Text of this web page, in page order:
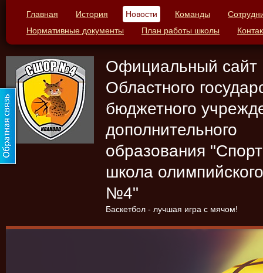
Главная История Новости Команды
Нормативные документы
План работы школы
Официальный сайт
Областного
бюджетного
дополнительного
образования
школа
№4"
Баскетбол - лучшая игра с мячом!